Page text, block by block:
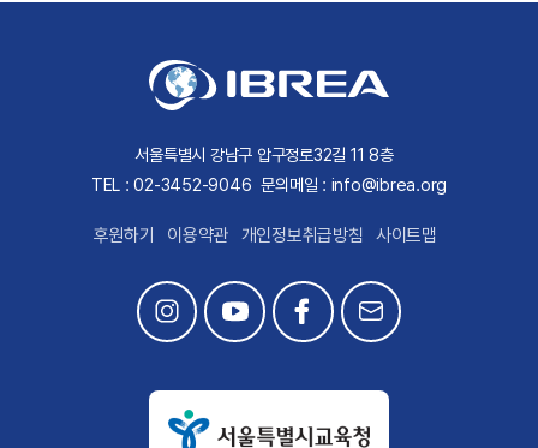
서울특별시 강남구 압구정로32길 11 8층
TEL : 02-3452-9046 문의메일 : info@ibrea.org
후원하기 이용약관 개인정보취급방침 사이트맵